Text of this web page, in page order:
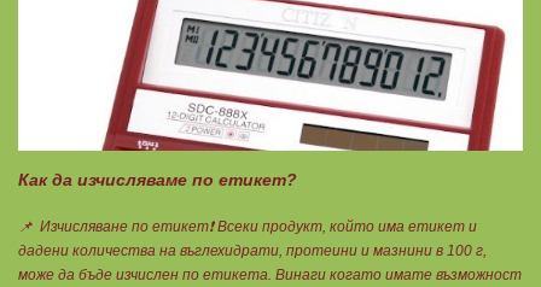
Как да изчисляваме по етикет?
📌 Изчисляване по етикет❗ Всеки продукт, който има етикет и
дадени количества на въглехидрати, протеини и мазнини в 100 г,
може да бъде изчислен по етикета. Винаги когато имате възможност